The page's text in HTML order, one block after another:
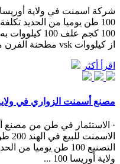
100 طن يوميا من الحديد
100 كجم علف
از کیلووات vsk مطحنة الفرن من 100 طن يوميا سفينتى 100 ...
اقرأ أكثر
مصنع أسمنت الزواري في
· الاستثمار في طن من مصنع
التصنيع 100 طن
ولاية أوريسا 100 ...